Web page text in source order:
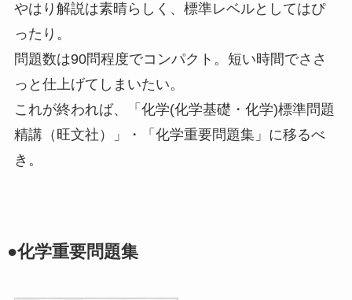
やはり解説は素晴らしく、標準レベルとしてはぴ
ったり。
問題数は90問程度でコンパクト。短い時間でささ
っと仕上げてしまいたい。
これが終われば、「化学(化学基礎・化学)標準問題
精講（旺文社）」・「化学重要問題集」に移るべ
き。
●化学重要問題集